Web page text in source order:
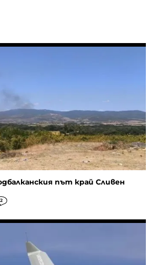
път край Сливен
2